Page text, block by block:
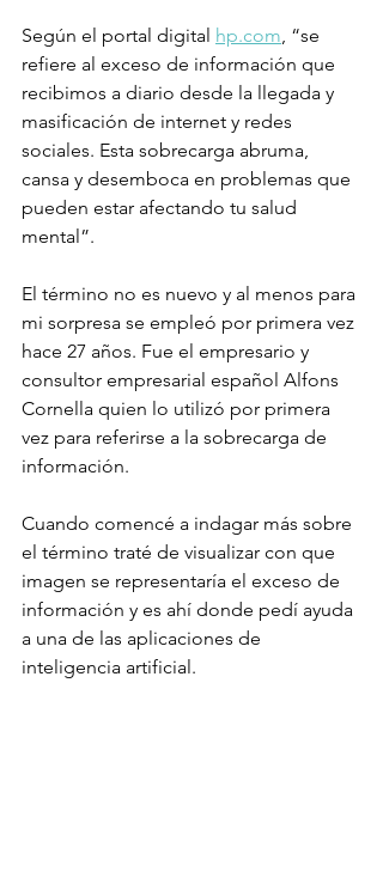
Según el portal digital hp.com, “se
refiere al exceso de información que
recibimos a diario desde la llegada y
masificación de internet y redes
sociales. Esta sobrecarga abruma,
cansa y desemboca en problemas que
pueden estar afectando tu salud
mental”.
El término no es nuevo y al menos para
mi sorpresa se empleó por primera vez
hace 27 años. Fue el empresario y
consultor empresarial español Alfons
Cornella quien lo utilizó por primera
vez para referirse a la sobrecarga de
información.
Cuando comencé a indagar más sobre
el término traté de visualizar con que
imagen se representaría el exceso de
información y es ahí donde pedí ayuda
a una de las aplicaciones de
inteligencia artificial.